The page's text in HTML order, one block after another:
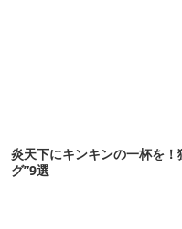
炎天下にキンキンの一杯を
グ”9選